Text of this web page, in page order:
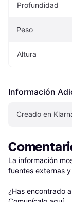
Profundidad
Peso
Altura
Información
Creado en
La información
fuentes externas
¿Has encontrado